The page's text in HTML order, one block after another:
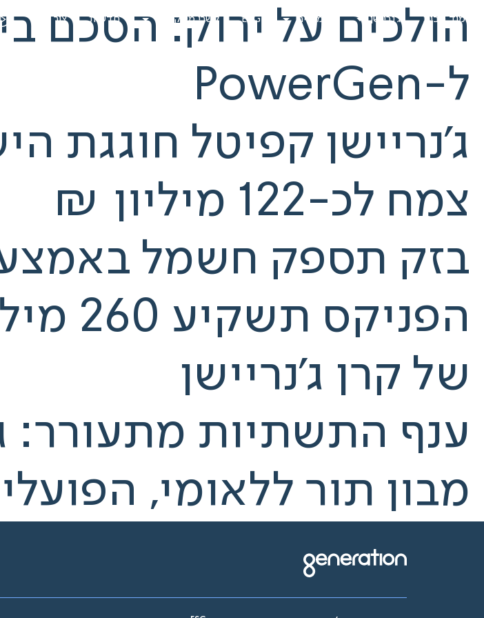
לתוכן
עמוד הבית ג'נריישן סגמנטים ESG קשרי משקיעים חדשות צור קשר
הולכים על ירוק: הסכם
ל-PowerGen
ג'נריישן קפיטל חוגגת
צמח לכ-122 מיליון ₪
בזק תספק חשמל
של קרן ג'נריישן
מבון תור ללאומי,